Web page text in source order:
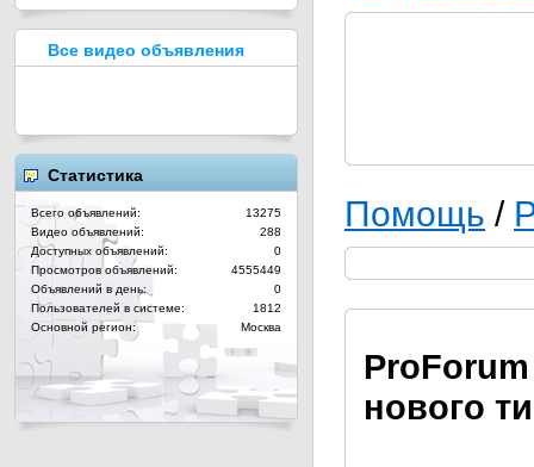
Помощь /
Pro
нового
Все видео объявления
Статистика
Всего объявлений:
13275
Видео объявлений:
288
Доступных объявлений:
0
Просмотров объявлений:
4555449
Объявлений в день:
0
Пользователей в системе:
1812
Основной регион:
Москва